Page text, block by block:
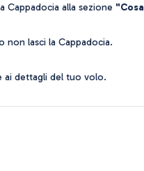
Cappadocia alla sezione "Cosa
lasci la Cappadocia.
ai dettagli del tuo volo.